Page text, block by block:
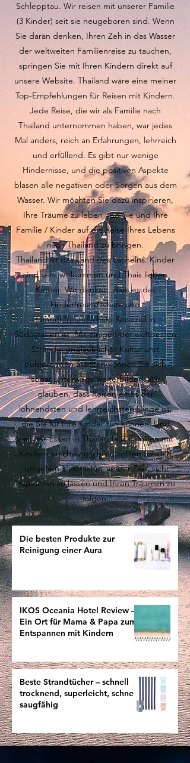
Schlepptau. Wir reisen mit unserer Familie
(3 Kinder) seit sie neugeboren sind. Wenn
Sie daran denken, Ihren Zeh in das Wasser
der weltweiten Familienreise zu tauchen,
springen Sie mit Ihren Kindern direkt auf
unsere Website. Thailand wäre eine meiner
Top-Empfehlungen für Reisen mit Kindern.
Jede Reise, die wir als Familie nach
Thailand unternommen haben, war jedes
Mal anders, reich an Erfahrungen, lehrreich
und erfüllend. Es gibt nur wenige
Hindernisse, und die positiven Aspekte
blasen alle negativen oder Sorgen aus dem
Wasser. Wir möchten Sie dazu inspirieren,
Ihre Träume zu leben und Sie und Ihre
Familie / Kinder auf die Reise Ihres Lebens
nach Thailand zu bringen.
Thailand ist das Land des Lächelns. Kinder
sind sehr willkommen und Thais lieben
Kinder. Wir denken, dass es das
kinderfreundlichste und
familienfreundlichste Reiseziel in
Südostasien ist. Mit einigen der weltbesten
Strände, unglaublicher Kultur und
pulsierenden Städten können Sie sich
sogar unterwegs weiterbilden. Wir
glauben, dass Reisen eines der
lohnendsten und lehrreichsten Dinge ist,
die Sie für Ihre Kinder tun können. Und
weil das Essen in Thailand für Familien mit
Kindern erschwinglich ist, sollten Sie sich
umsehen: Jetzt ist es an der Zeit, sich
inspirieren zu lassen und Ihren Träumen zu
folgen.
Die besten Produkte zur
Reinigung einer Aura
IKOS Oceania Hotel Review –
Ein Ort für Mama & Papa zum
Entspannen mit Kindern
Beste Strandtücher – schnell
trocknend, superleicht, schnell
saugfähig